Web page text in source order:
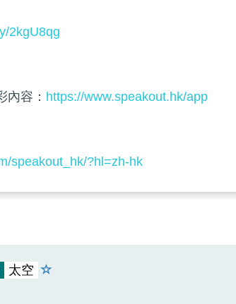
2kgU8qg
容： https://www.speakout.hk/app
speakout_hk/?hl=zh-hk
太空